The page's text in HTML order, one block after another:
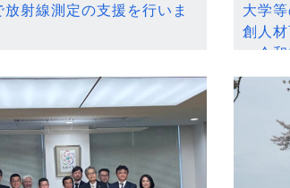
射線測定の支援を行いま
大学
創人
～令